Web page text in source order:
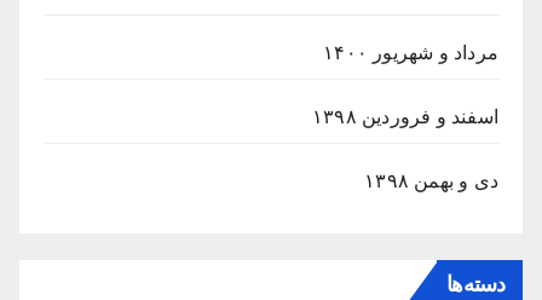
مرداد و شهریور ۱۴۰۰
اسفند و فروردین ۱۳۹۸
دی و بهمن ۱۳۹۸
دسته‌ها